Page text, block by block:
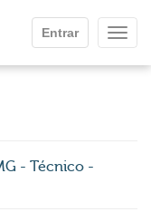
Entrar
- Técnico -